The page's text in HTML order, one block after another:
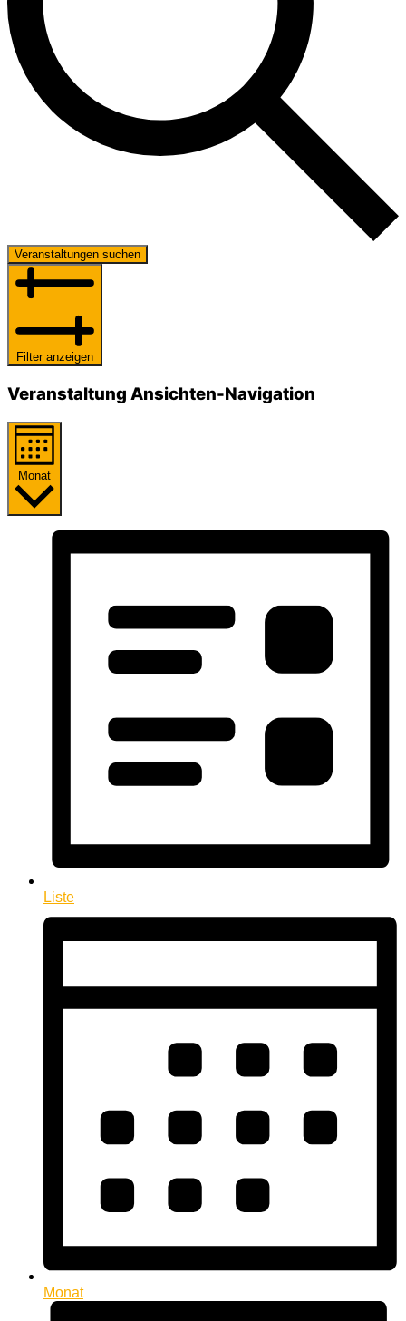
Veranstaltungen suchen
Filter anzeigen
Veranstaltung Ansichten-Navigation
Monat
Liste
Monat